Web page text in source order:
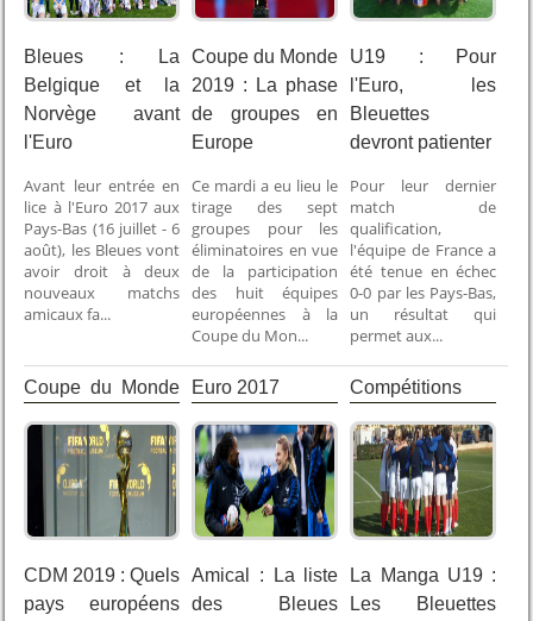
Bleues : La
Belgique et la
Norvège avant
l'Euro
Avant leur entrée en
lice à l'Euro 2017 aux
Pays-Bas (16 juillet - 6
août), les Bleues vont
avoir droit à deux
nouveaux matchs
amicaux fa...
Coupe du Monde
2019 : La phase
de groupes en
Europe
Ce mardi a eu lieu le
tirage des sept
groupes pour les
éliminatoires en vue
de la participation
des huit équipes
européennes à la
Coupe du Mon...
U19 : Pour
l'Euro, les
Bleuettes
devront patienter
Pour leur dernier
match de
qualification,
l'équipe de France a
été tenue en échec
0-0 par les Pays-Bas,
un résultat qui
permet aux...
Coupe du Monde
CDM 2019 : Quels
pays européens
Euro 2017
Amical : La liste
des Bleues
Compétitions
La Manga U19 :
Les Bleuettes